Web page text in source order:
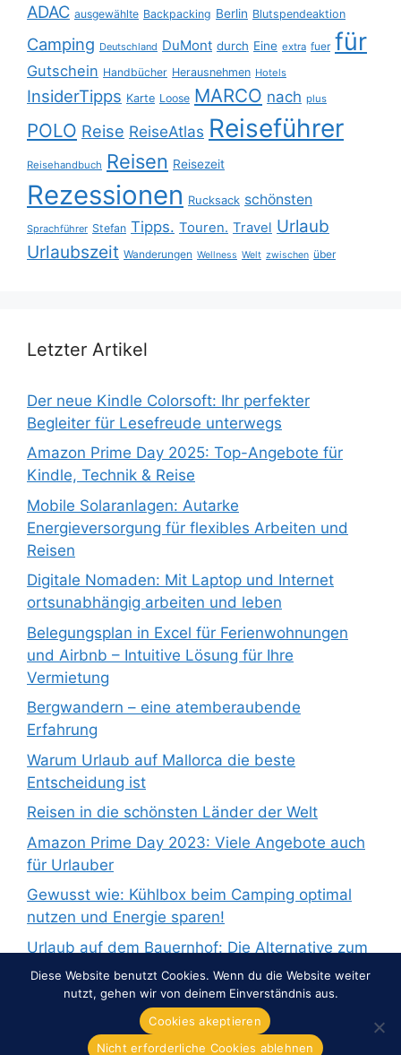
ADAC ausgewählte Backpacking Berlin Blutspendeaktion
Camping Deutschland DuMont durch Eine extra fuer für
Gutschein Handbücher Herausnehmen Hotels
InsiderTipps Karte Loose MARCO nach plus
POLO Reise ReiseAtlas Reiseführer
Reisehandbuch Reisen Reisezeit
Rezessionen Rucksack schönsten
Sprachführer Stefan Tipps. Touren. Travel Urlaub
Urlaubszeit Wanderungen Wellness Welt zwischen über
Letzter Artikel
Der neue Kindle Colorsoft: Ihr perfekter
Begleiter für Lesefreude unterwegs
Amazon Prime Day 2025: Top-Angebote für
Kindle, Technik & Reise
Mobile Solaranlagen: Autarke
Energieversorgung für flexibles Arbeiten und
Reisen
Digitale Nomaden: Mit Laptop und Internet
ortsunabhängig arbeiten und leben
Belegungsplan in Excel für Ferienwohnungen
und Airbnb – Intuitive Lösung für Ihre
Vermietung
Bergwandern – eine atemberaubende
Erfahrung
Warum Urlaub auf Mallorca die beste
Entscheidung ist
Reisen in die schönsten Länder der Welt
Amazon Prime Day 2023: Viele Angebote auch
für Urlauber
Gewusst wie: Kühlbox beim Camping optimal
nutzen und Energie sparen!
Urlaub auf dem Bauernhof: Die Alternative zum
Pauschalurlaub
Diese Website benutzt Cookies. Wenn du die Website weiter
nutzt, gehen wir von deinem Einverständnis aus.
Cookies akeptieren
Nicht erforderliche Cookies ablehnen